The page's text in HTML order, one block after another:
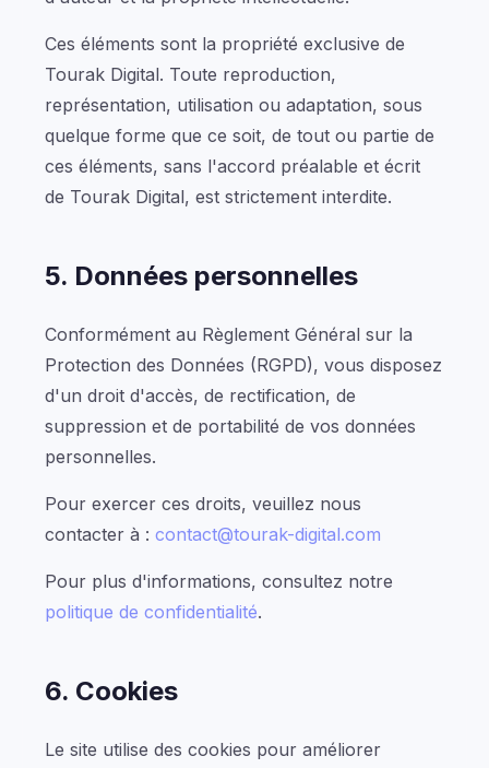
Ces éléments sont la propriété exclusive de
Tourak Digital. Toute reproduction,
représentation, utilisation ou adaptation, sous
quelque forme que ce soit, de tout ou partie de
ces éléments, sans l'accord préalable et écrit
de Tourak Digital, est strictement interdite.
5. Données personnelles
Conformément au Règlement Général sur la
Protection des Données (RGPD), vous disposez
d'un droit d'accès, de rectification, de
suppression et de portabilité de vos données
personnelles.
Pour exercer ces droits, veuillez nous
contacter à : contact@tourak-digital.com
Pour plus d'informations, consultez notre
politique de confidentialité.
6. Cookies
Le site utilise des cookies pour améliorer